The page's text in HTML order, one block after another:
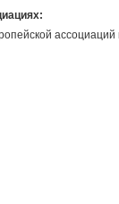
ассоциаций